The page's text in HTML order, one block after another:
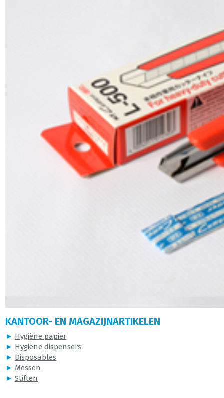
KANTOOR- EN MAGAZIJNARTIKELEN
► Hygiëne papier
► Hygiëne dispensers
► Disposables
► Messen
► Stiften